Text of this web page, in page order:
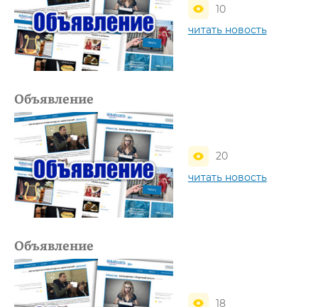
10
читать новость
Объявление
20
читать новость
Объявление
18